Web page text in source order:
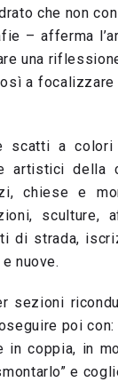
che non
– afferma
una
a
scatti a colori
artistici della
chiese e
sculture,
di strada,
nuove.
sezioni
poi
in coppia, in
e